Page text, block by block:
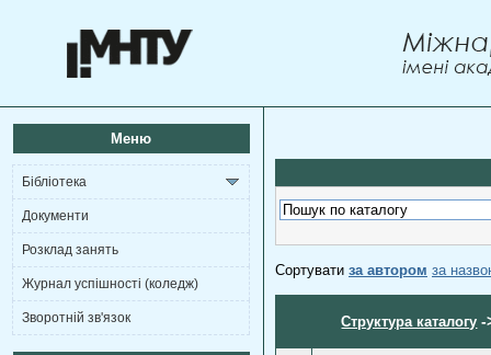
Меню
Бібліотека
Документи
Розклад занять
Журнал успішності (коледж)
Зворотній зв'язок
Сортувати за автором за
Структура каталогу -